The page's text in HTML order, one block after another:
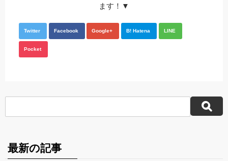
ます！▼
Twitter Facebook Google+ B! Hatena LINE
Pocket
最新の記事